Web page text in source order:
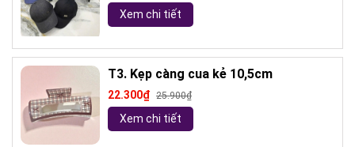
Xem chi tiết
T3. Kẹp càng cua kẻ 10,5cm
22.300₫ 25.900₫
Xem chi tiết